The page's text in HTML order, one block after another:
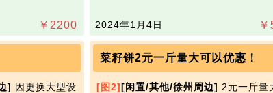
￥ 2200 ￥
2024年1月4日
] 因更换大型设
菜籽饼2元一斤量大可以优惠！
[图2][闲置/其他/徐州周边] 2元一斤量